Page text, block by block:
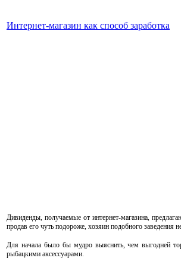
Интернет-магазин как способ заработка
Дивиденды, получаемые от интернет-магазина,
продав его чуть подороже, хозяин подобного заведения
Для начала было бы мудро выяснить, чем выгодней
рыбацкими аксессуарами.